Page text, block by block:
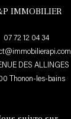
IMMOBILIER
07 72 12 04 34
DES ALLINGES
thonon-les-bains